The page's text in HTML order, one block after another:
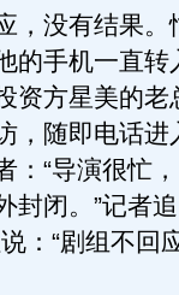
没有结果。
的手机一直转
资方星美的老
，随即电话进
：“导演很忙
封闭。”记者
：“剧组不回